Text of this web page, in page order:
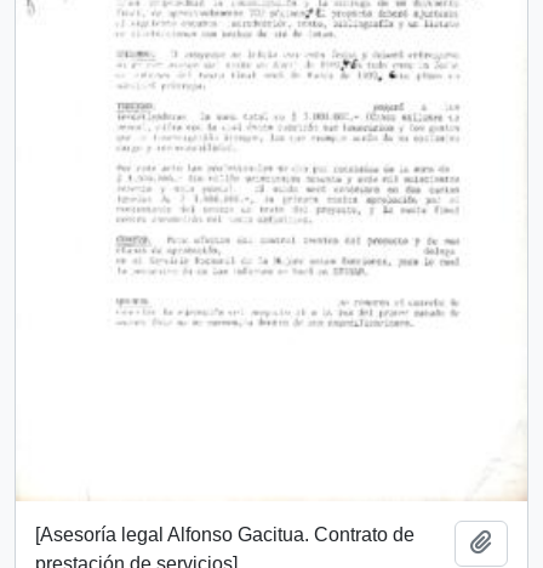
[Asesoría legal Alfonso Gacitua. Contrato de
prestación de servicios]